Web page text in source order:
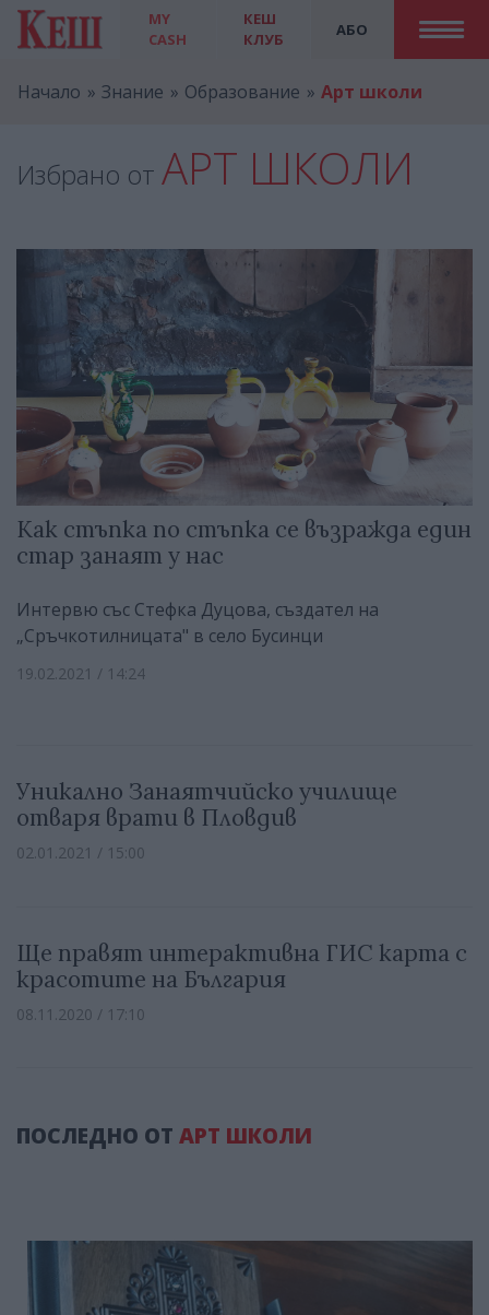
MY
CASH
АБО
КЕШ
КЛУБ
Начало Знание Образование Арт школи
Избрано от АРТ ШКОЛИ
Как стъпка по стъпка се възражда един
стар занаят у нас
Интервю със Стефка Дуцова, създател на
„Сръчкотилницата" в село Бусинци
19.02.2021 / 14:24
Уникално Занаятчийско училище
отваря врати в Пловдив
02.01.2021 / 15:00
Ще правят интерактивна ГИС карта с
красотите на България
08.11.2020 / 17:10
ПОСЛЕДНО ОТ АРТ ШКОЛИ